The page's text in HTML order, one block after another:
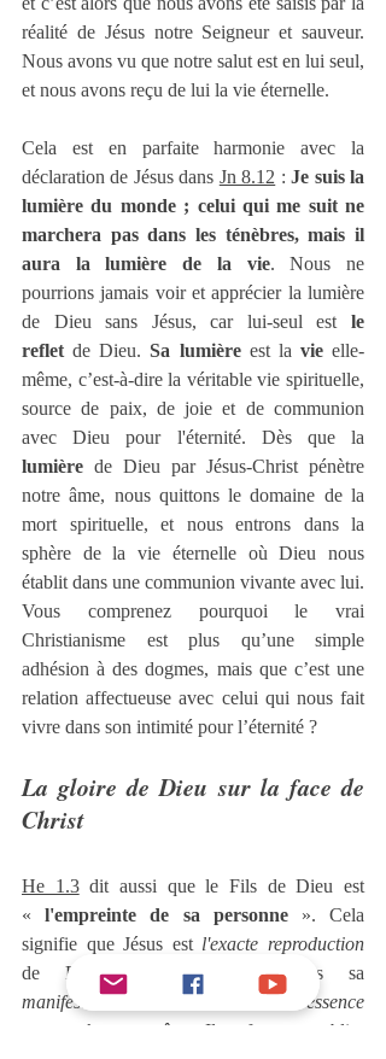
réalité de Jésus notre Seigneur et sauveur.
Nous avons vu que notre salut est en lui seul,
et nous avons reçu de lui la vie éternelle.
Cela est en parfaite harmonie avec la
déclaration de Jésus dans Jn 8.12 : Je suis la
lumière du monde ; celui qui me suit ne
marchera pas dans les ténèbres, mais il
aura la lumière de la vie. Nous ne
pourrions jamais voir et apprécier la lumière
de Dieu sans Jésus, car lui-seul est le
reflet de Dieu. Sa lumière est la vie elle-
même, c’est-à-dire la véritable vie spirituelle,
source de paix, de joie et de communion
lumière de Dieu par Jésus-Christ pénètre
notre âme, nous quittons le domaine de la
mort spirituelle, et nous entrons dans la
sphère de la vie éternelle où Dieu nous
établit dans une communion vivante avec lui.
Vous comprenez pourquoi le vrai
Christianisme est plus qu’une simple
adhésion à des dogmes, mais que c’est une
relation affectueuse avec celui qui nous fait
vivre dans son intimité pour l’éternité ?
La gloire de Dieu sur la face de
Christ
He 1.3 dit aussi que le Fils de Dieu est
« l'empreinte de sa personne ». Cela
signifie que Jésus est l'exacte reproduction
manifestation, mais aussi dans son essence
substance
même. Il ne faut pas oublier